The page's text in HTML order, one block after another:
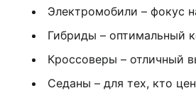
Электромобили – фокус
Гибриды – оптимальный
Кроссоверы – отличный
Седаны – для тех, кто